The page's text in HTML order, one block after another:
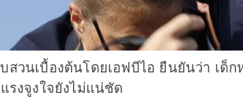
สวนเบื้องต้นโดยเอฟบีไอ ยืนยันว่า เ
รงจูงใจยังไม่แน่ชัด